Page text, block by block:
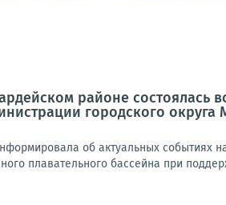
районе состоялась
городского
об актуальных событиях
плавательного бассейна при